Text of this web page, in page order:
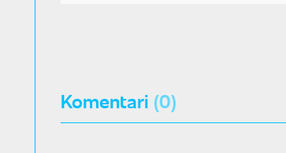
Komentari (0)